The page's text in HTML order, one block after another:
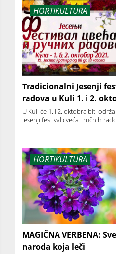
HORTIKULTURA
Tradicionalni Jesenji
radova u Kuli 1. i 2.
U Kuli će 1. i 2. oktobra biti
Jesenji festival cveća i ručnih
HORTIKULTURA
MAGIČNA VERBENA:
naroda koja leči